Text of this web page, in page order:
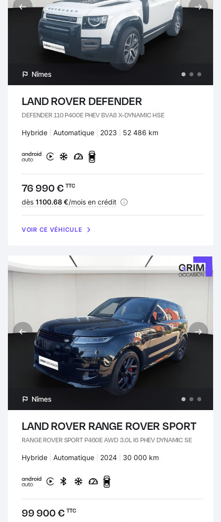
Nîmes
LAND ROVER DEFENDER
DEFENDER 110 P400E PHEV BVA8 X-DYNAMIC HSE
Carburant :
Hybride Transmission :
Automatique Années :
2023 Kilomètres :
52 486 km
Prix :
76 990 € TTC
Financement :
dès 1100.68 €/mois en crédit
VOIR CE VÉHICULE
Nîmes
LAND ROVER RANGE ROVER SPORT
RANGE ROVER SPORT P460E AWD 3.0L I6 PHEV DYNAMIC SE
Carburant :
Hybride Transmission :
Automatique Années :
2024 Kilomètres :
30 000 km
Prix :
99 900 € TTC